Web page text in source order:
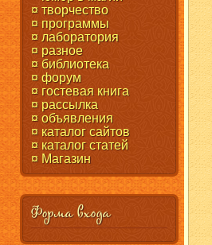
¤ творчество
¤ программы
¤ лаборатория
¤ разное
¤ библиотека
¤ форум
¤ гостевая книга
¤ рассылка
¤ объявления
¤ каталог сайтов
¤ каталог статей
¤ Магазин
Форма входа